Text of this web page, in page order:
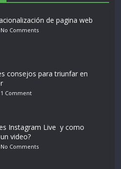
de pagina web
No Comments
consejos para triunfar en
1 Comment
Instagram Live y como
video?
No Comments